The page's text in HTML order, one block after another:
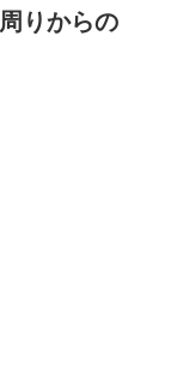
りからの